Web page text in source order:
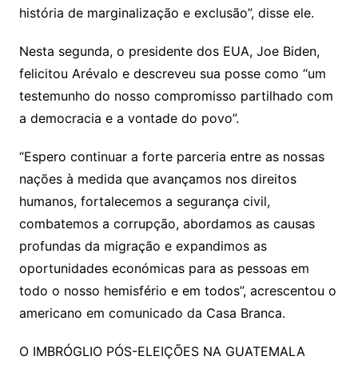
história de marginalização e exclusão”, disse ele.
Nesta segunda, o presidente dos EUA, Joe Biden,
felicitou Arévalo e descreveu sua posse como “um
testemunho do nosso compromisso partilhado com
a democracia e a vontade do povo”.
“Espero continuar a forte parceria entre as nossas
nações à medida que avançamos nos direitos
humanos, fortalecemos a segurança civil,
combatemos a corrupção, abordamos as causas
profundas da migração e expandimos as
oportunidades económicas para as pessoas em
todo o nosso hemisfério e em todos”, acrescentou o
americano em comunicado da Casa Branca.
O IMBRÓGLIO PÓS-ELEIÇÕES NA GUATEMALA